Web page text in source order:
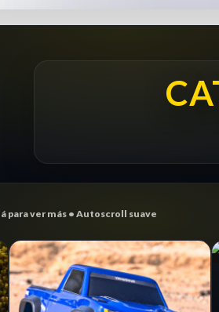
para ver más • Autoscroll suave
CRAWLER